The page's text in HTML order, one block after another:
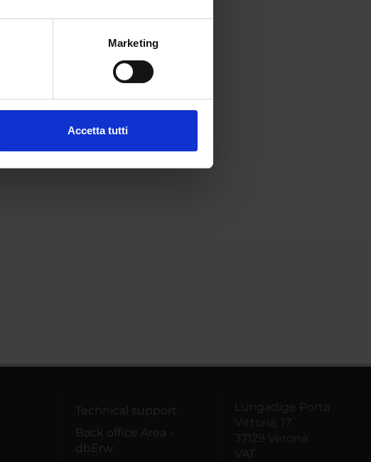
di qualche metro,Marketing
Accetta tutti
Technical support
Back office Area -
dbErw
Lungadige Porta
Vittoria, 17
37129 Verona
VAT